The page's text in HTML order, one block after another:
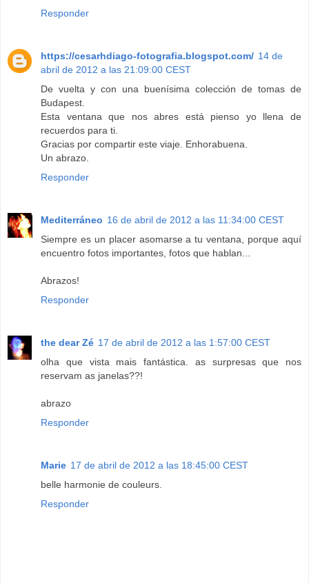
Responder
https://cesarhdiago-fotografia.blogspot.com/ 14 de
abril de 2012 a las 21:09:00 CEST
De vuelta y con una buenísima colección de tomas de
Budapest.
Esta ventana que nos abres está pienso yo llena de
recuerdos para ti.
Gracias por compartir este viaje. Enhorabuena.
Un abrazo.
Responder
Mediterráneo 16 de abril de 2012 a las 11:34:00 CEST
Siempre es un placer asomarse a tu ventana, porque aquí
encuentro fotos importantes, fotos que hablan...
Abrazos!
Responder
the dear Zé 17 de abril de 2012 a las 1:57:00 CEST
olha que vista mais fantástica. as surpresas que nos
reservam as janelas??!
abrazo
Responder
Marie 17 de abril de 2012 a las 18:45:00 CEST
belle harmonie de couleurs.
Responder